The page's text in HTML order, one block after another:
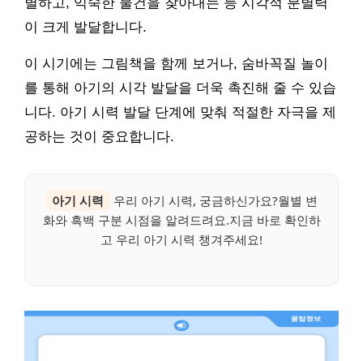
이 크게 발달합니다.
이 시기에는 그림책을 함께 보거나, 숨바꼭질 놀이
를 통해 아기의 시각 발달을 더욱 촉진해 줄 수 있습
니다. 아기 시력 발달 단계에 맞춰 적절한 자극을 제
공하는 것이 중요합니다.
아기 시력
우리 아기 시력, 궁금하신가요?월별 변
화와 흑백 구분 시점을 알려드려요.지금 바로 확인하
고 우리 아기 시력 챙겨주세요!